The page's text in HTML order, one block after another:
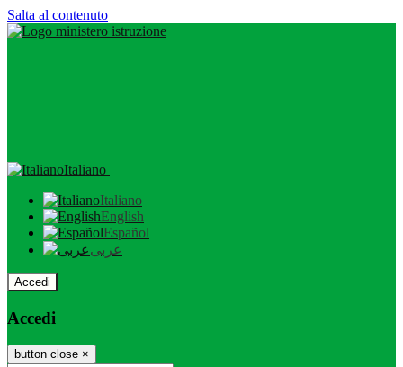
Salta al contenuto
Italiano
Italiano
English
Español
عربى
Accedi
Accedi
button close ×